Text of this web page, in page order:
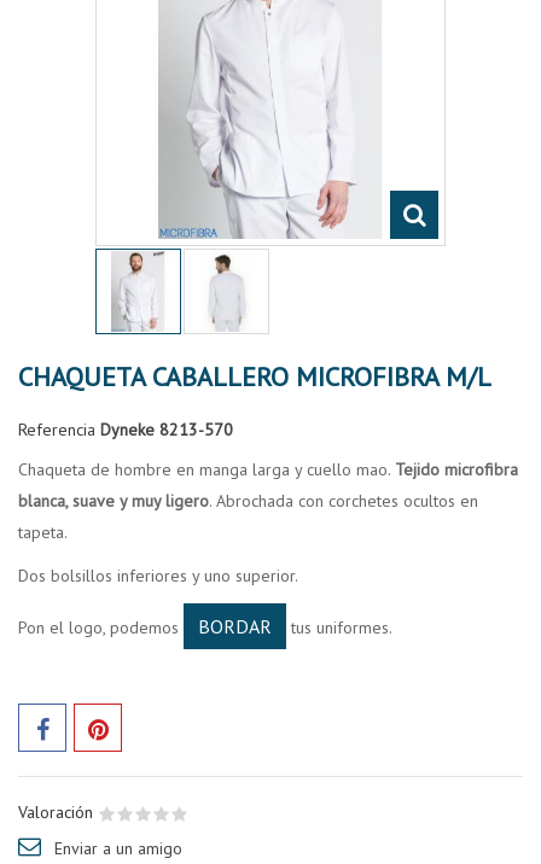
CHAQUETA CABALLERO MICROFIBRA M/L
Referencia Dyneke 8213-570
Chaqueta de hombre en manga larga y cuello mao. Tejido microfibra
blanca, suave y muy ligero. Abrochada con corchetes ocultos en
tapeta.
Dos bolsillos inferiores y uno superior.
Pon el logo, podemos BORDAR tus uniformes.
Valoración
Enviar a un amigo